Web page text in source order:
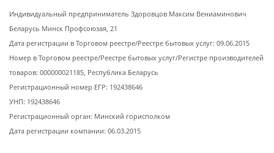
Индивидуальный предприниматель Здоровцов Максим Вениаминович
Беларусь Минск Профсоюзая, 21
Дата регистрации в Торговом реестре/Реестре бытовых услуг: 09.06.2015
Номер в Торговом реестре/Реестре бытовых услуг/Регистре производителей
товаров: 000000021185, Республика Беларусь
Регистрационный номер ЕГР: 192438646
УНП: 192438646
Регистрационный орган: Минский горисполком
Дата регистрации компании: 06.03.2015